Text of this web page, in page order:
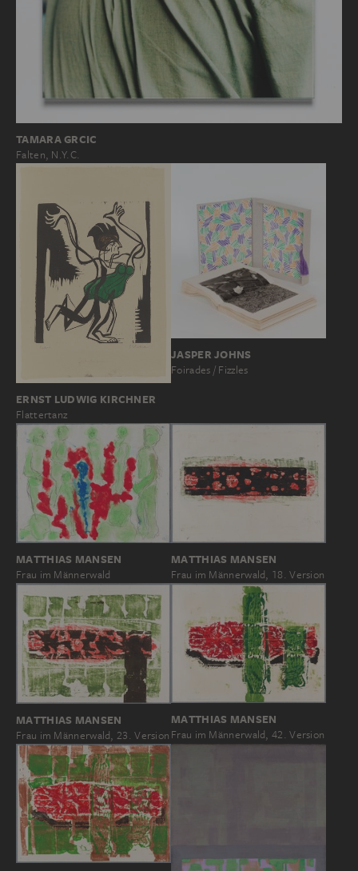
TAMARA GRCIC
Falten, N.Y.C.
ERNST LUDWIG KIRCHNER
Flattertanz
JASPER JOHNS
Foirades / Fizzles
MATTHIAS MANSEN
Frau im Männerwald
MATTHIAS MANSEN
Frau im Männerwald, 18. Version
MATTHIAS MANSEN
Frau im Männerwald, 23. Version
MATTHIAS MANSEN
Frau im Männerwald, 42. Version